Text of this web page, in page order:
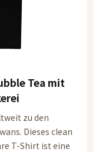
Tea mit
zu den
Dieses clean
T-Shirt ist eine